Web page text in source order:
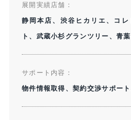
展開実績店舗：​
静岡本店、渋谷ヒカリエ、コ
ト、武蔵小杉グランツリー、青
サポート内容：​
物件情報取得、契約交渉サポー